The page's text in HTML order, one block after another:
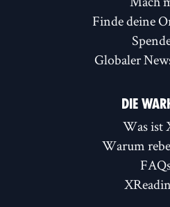
Finde deine
Globaler
DIE
Was ist
Warum